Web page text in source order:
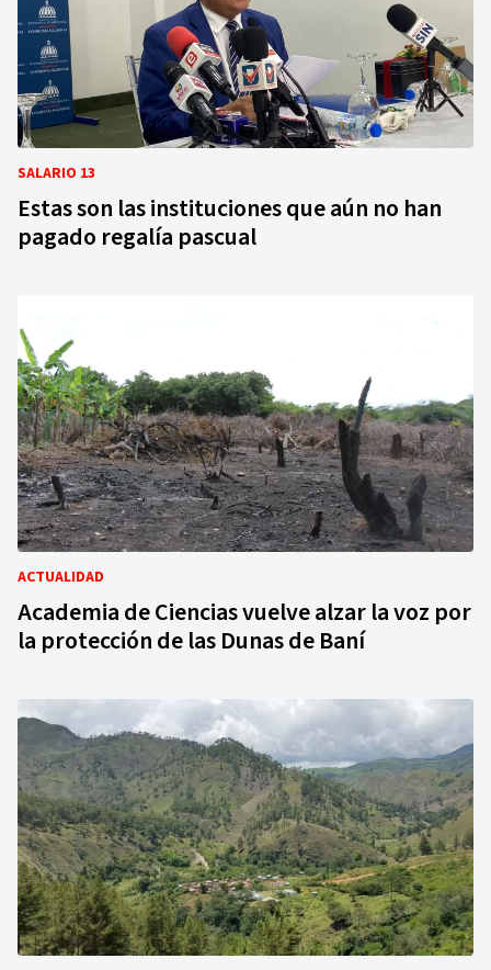
SALARIO 13
Estas son las instituciones que aún no han
pagado regalía pascual
ACTUALIDAD
Academia de Ciencias vuelve alzar la voz por
la protección de las Dunas de Baní